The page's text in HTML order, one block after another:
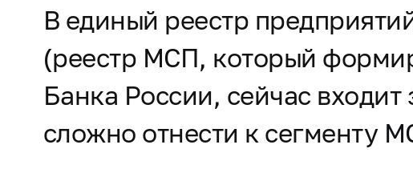
В единый реестр
(реестр МСП, который
Банка России, сейчас
сложно отнести к сегменту